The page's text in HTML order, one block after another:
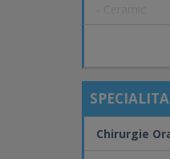
Lucrari
- Elastic
- Schelatate
- Acrilice.
Chirurgie